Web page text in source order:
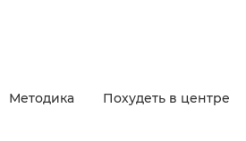
Методика Похудеть в центре